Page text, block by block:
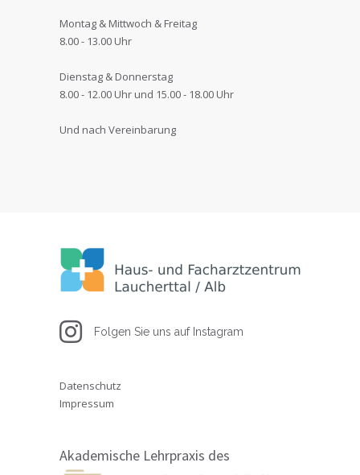
Montag & Mittwoch & Freitag
8.00 - 13.00 Uhr
Dienstag & Donnerstag
8.00 - 12.00 Uhr und 15.00 - 18.00 Uhr
Und nach Vereinbarung
Folgen Sie uns auf Instagram
Datenschutz
Impressum
Akademische Lehrpraxis des